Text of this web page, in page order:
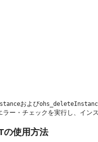
および
ー・チェックを実行し、イン
の使用方法